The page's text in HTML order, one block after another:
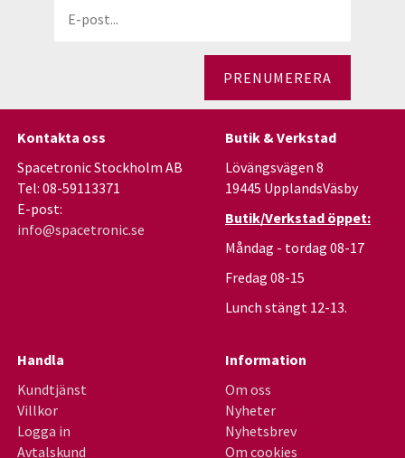
PRENUMERERA
Kontakta oss
Spacetronic Stockholm AB
Tel: 08-59113371
E-post:
info@spacetronic.se
Butik & Verkstad
Lövängsvägen 8
19445 UpplandsVäsby
Butik/Verkstad öppet:
Måndag - tordag 08-17
Fredag 08-15
Lunch stängt 12-13.
Handla
Kundtjänst
Villkor
Logga in
Avtalskund
Information
Om oss
Nyheter
Nyhetsbrev
Om cookies